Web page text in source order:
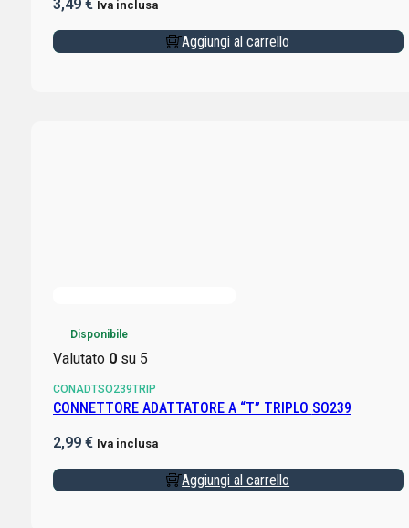
3,49 € Iva inclusa
Aggiungi al carrello
Disponibile
Valutato 0su 5
CONADTSO239TRIP
CONNETTORE ADATTATORE A “T” TRIPLO SO239
2,99 € Iva inclusa
Aggiungi al carrello